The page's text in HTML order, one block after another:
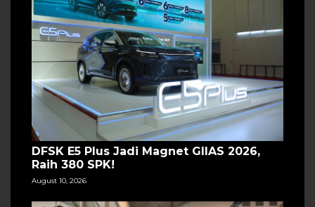
DFSK E5 Plus Jadi Magnet GIIAS 2026,
Raih 380 SPK!
August 10, 2026